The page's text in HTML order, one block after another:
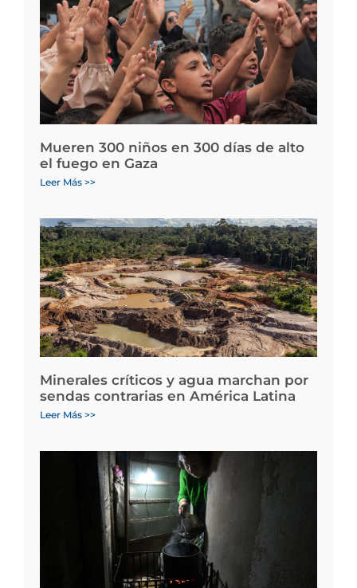
Mueren 300 niños en 300 días de alto
el fuego en Gaza
Leer Más >>
Minerales críticos y agua marchan por
sendas contrarias en América Latina
Leer Más >>